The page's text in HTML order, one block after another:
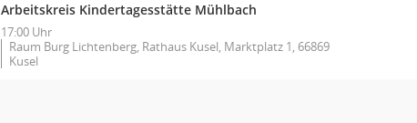
Arbeitskreis Kindertagesstätte Mühlbach
17:00 Uhr
Raum Burg Lichtenberg, Rathaus Kusel, Marktplatz 1, 66869
Kusel